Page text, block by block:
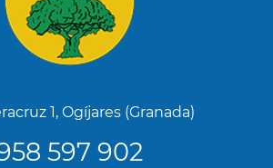
1, Ogíjares (Granada)
597 902